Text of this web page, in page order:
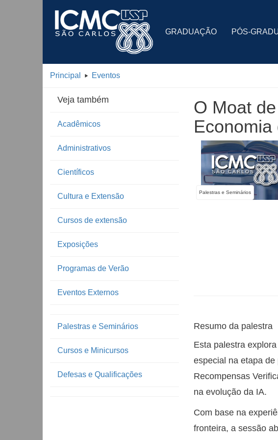
GRADUAÇÃO PÓS-
Principal Eventos
Veja também
Acadêmicos
Administrativos
Científicos
Cultura e Extensão
Cursos de extensão
Exposições
Programas de Verão
Eventos Externos
Palestras e Seminários
Cursos e Minicursos
Defesas e Qualificações
O Moat
Palestras e Seminários
Resumo da palestra
Esta palestra
especial na etapa
Recompensas
na evolução da IA.
Com base na
fronteira, a sessão